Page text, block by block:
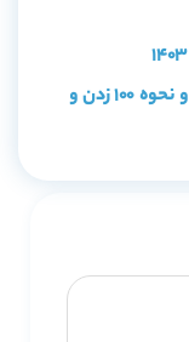
روش مطالعه دین و زندگی کنکور و نحوه 100 زدن و